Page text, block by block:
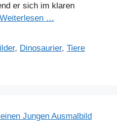
er sich im klaren
Weiterlesen …
, Dinosaurier,Tiere